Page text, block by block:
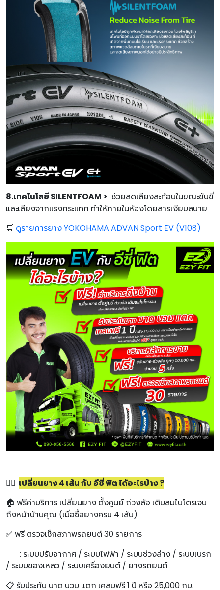
8.เทคโนโลยี SILENTFOAM > ช่วยลดเสียงสะท้อนในขณะขับขี่
และเสียงจากแรงกระแทก ทำให้ภายในห้องโดยสารเงียบสบาย
🛒 ดูรายการยาง YOKOHAMA ADVAN Sport EV (V108)
💁‍♀️ เปลี่ยนยาง 4 เส้น กับ อีซี่ ฟิต ได้อะไรบ้าง ?
🏠 ฟรีค่าบริการ เปลี่ยนยาง ตั้งศูนย์ ถ่วงล้อ เติมลมไนโตรเจน
ถึงหน้าบ้านคุณ (เมื่อซื้อยางครบ 4 เส้น)
✅ ฟรี ตรวจเช็กสภาพรถยนต์ 30 รายการ
: ระบบปรับอากาศ / ระบบไฟฟ้า / ระบบช่วงล่าง / ระบบเบรก
/ ระบบของเหลว / ระบบเครื่องยนต์ / ยางรถยนต์
📋 รับประกัน บาด บวม แตก เคลมฟรี 1 ปี หรือ 25,000 กม.